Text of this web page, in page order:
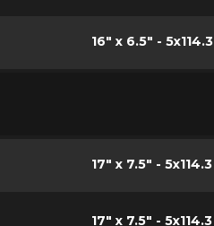
16" x 6.5" - 5x114.3
17" x 7.5" - 5x114.3
17" x 7.5" - 5x114.3